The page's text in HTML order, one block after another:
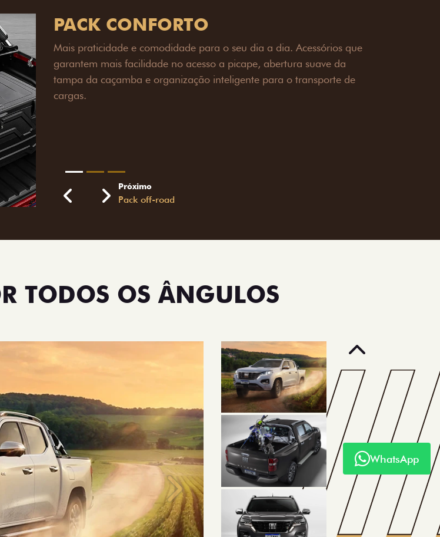
PACK OFF-ROAD
Prepare sua picape para qualquer desafio. O Pack off-road combina
engate de reboque para até 3,5 toneladas, alargadores de para-
lamas e overbumper, oferecendo mais capacidade de reboque,
proteção extra para a carroceria e um visual ainda mais imponente
Pack tecnologia
TODOS OS ÂNGULOS
Anterior
WhatsApp